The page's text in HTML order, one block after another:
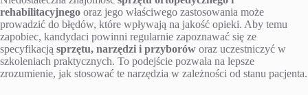
rehabilitacyjnego oraz jego właściwego zastosowania może
prowadzić do błędów, które wpływają na jakość opieki. Aby temu
zapobiec, kandydaci powinni regularnie zapoznawać się ze
specyfikacją sprzętu, narzędzi i przyborów oraz uczestniczyć w
szkoleniach praktycznych. To podejście pozwala na lepsze
zrozumienie, jak stosować te narzędzia w zależności od stanu pacjenta.